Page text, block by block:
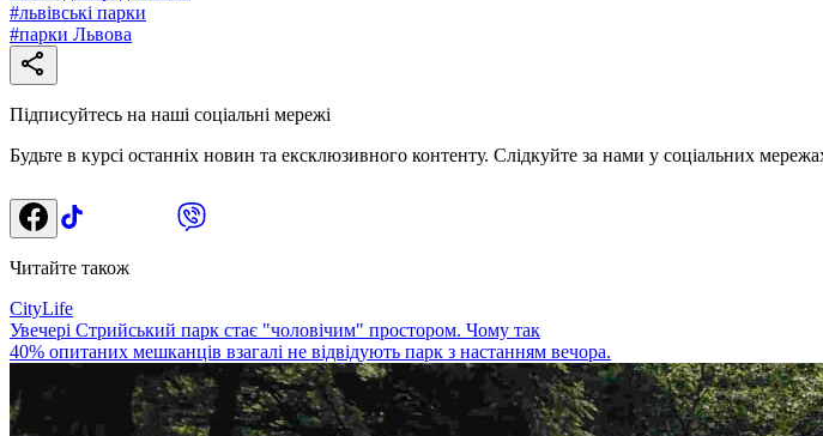
#львівські парки
#парки Львова
Підписуйтесь на наші соціальні мережі
Будьте в курсі останніх новин та ексклюзивного контенту. Слідкуйте за нами у соціальних
Читайте також
CityLife
Увечері Стрийський парк стає "чоловічим" простором. Чому так
40% опитаних мешканців взагалі не відвідують парк з настанням вечора.